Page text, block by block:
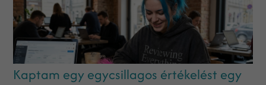
Kaptam egy egycsillagos értékelést egy